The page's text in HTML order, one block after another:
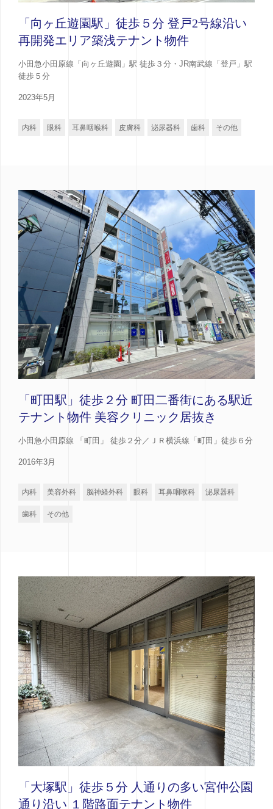
「向ヶ丘遊園駅」徒歩５分 登戸2号線沿い
再開発エリア築浅テナント物件
小田急小田原線「向ヶ丘遊園」駅 徒歩３分・JR南武線「登戸」駅
徒歩５分
2023年5月
内科 眼科 耳鼻咽喉科 皮膚科 泌尿器科 歯科 その他
「町田駅」徒歩２分 町田二番街にある駅近
テナント物件 美容クリニック居抜き
小田急小田原線 「町田」 徒歩２分／ＪＲ横浜線「町田」徒歩６分
2016年3月
内科 美容外科 脳神経外科 眼科 耳鼻咽喉科 泌尿器科
歯科 その他
「大塚駅」徒歩５分 人通りの多い宮仲公園
通り沿い １階路面テナント物件